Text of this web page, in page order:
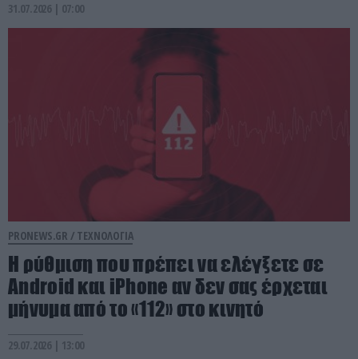
31.07.2026 | 07:00
PRONEWS.GR / ΤΕΧΝΟΛΟΓΙΑ
Η ρύθμιση που πρέπει να ελέγξετε σε
Android και iPhone αν δεν σας έρχεται
μήνυμα από το «112» στο κινητό
29.07.2026 | 13:00